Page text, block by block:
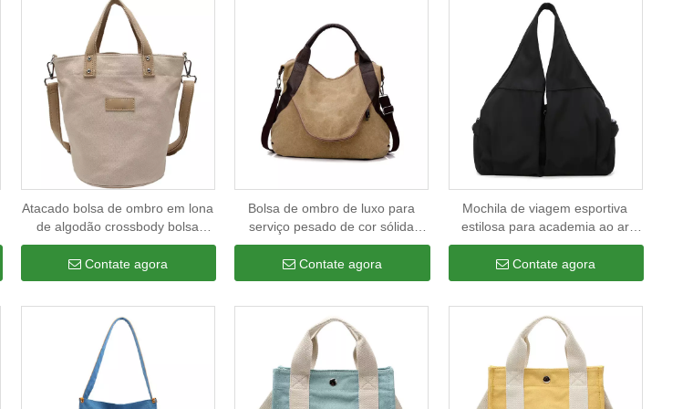
Atacado bolsa de ombro em lona
de algodão crossbody bolsa
personalizada com bolso interno
bolsa de lona bege
Contate agora
Bolsa de ombro de luxo para
serviço pesado de cor sólida
Sacola casual para compras de
lona
Contate agora
Mochila de viagem esportiva
estilosa para academia ao ar
livre 2021 2021
Contate agora